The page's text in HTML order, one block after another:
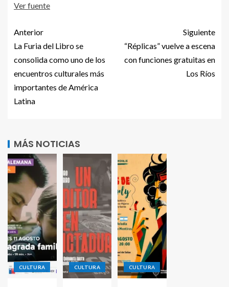
Ver fuente
Anterior
La Furia del Libro se
consolida como uno de los
encuentros culturales más
importantes de América
Latina
Siguiente
“Réplicas” vuelve a escena
con funciones gratuitas en
Los Ríos
MÁS NOTICIAS
CULTURA CULTURA CULTURA